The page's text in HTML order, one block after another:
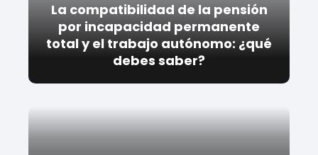
La compatibilidad de la pensión
por incapacidad permanente
total y el trabajo autónomo: ¿qué
debes saber?